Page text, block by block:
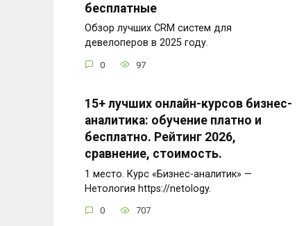
бесплатные
Обзор лучших CRM систем для
девелоперов в 2025 году.
0 97
15+ лучших онлайн-курсов бизнес-
аналитика: обучение платно и
бесплатно. Рейтинг 2026,
сравнение, стоимость.
1 место. Курс «Бизнес-аналитик» —
Нетология https://netology.
0 707